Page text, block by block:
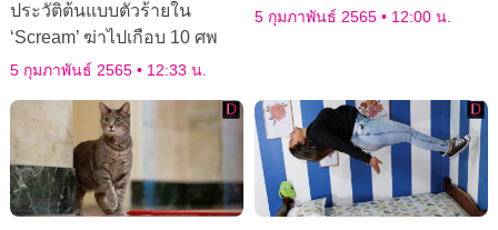
ประวัติต้นแบบตัวร้ายใน
‘Scream’ ฆ่าไปเกือบ 10 ศพ
5 กุมภาพันธ์ 2565 12:33 น.
5 กุมภาพันธ์ 2565 12:00 น.